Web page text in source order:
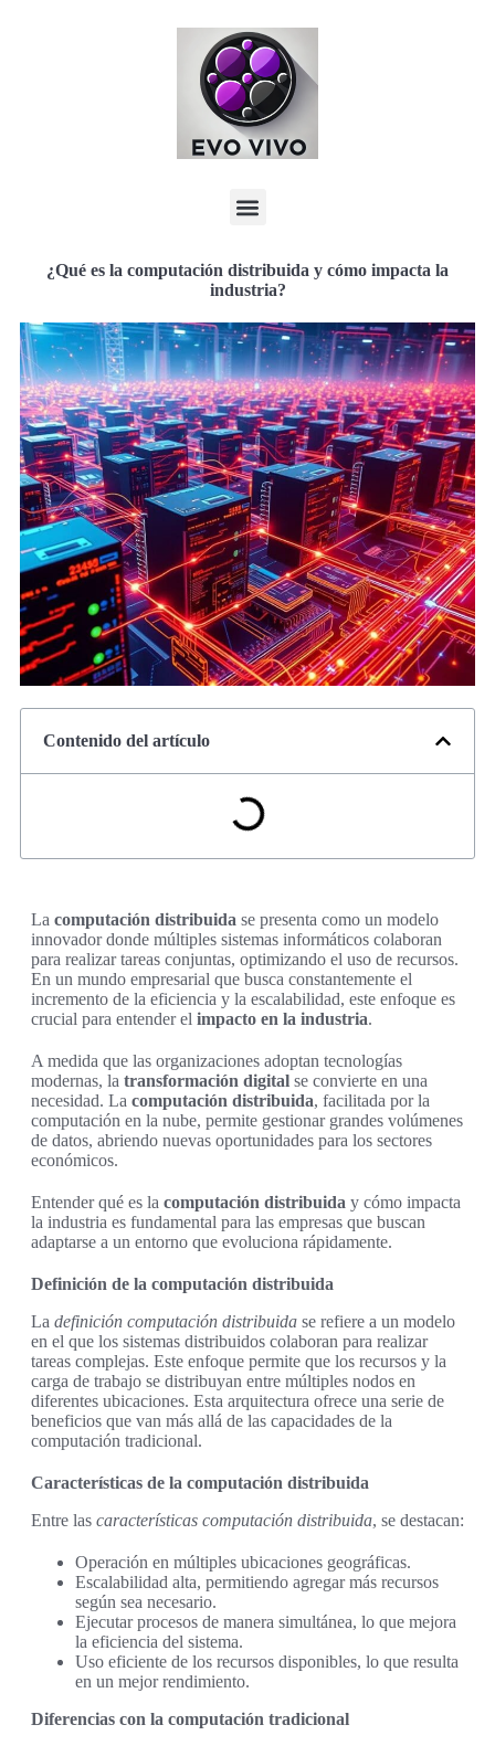
¿Qué es la computación distribuida y cómo impacta la
industria?
Contenido del artículo
La computación distribuida se presenta como un modelo
innovador donde múltiples sistemas informáticos colaboran
para realizar tareas conjuntas, optimizando el uso de recursos.
En un mundo empresarial que busca constantemente el
incremento de la eficiencia y la escalabilidad, este enfoque es
crucial para entender el impacto en la industria.
A medida que las organizaciones adoptan tecnologías
modernas, la transformación digital se convierte en una
necesidad. La computación distribuida, facilitada por la
computación en la nube, permite gestionar grandes volúmenes
de datos, abriendo nuevas oportunidades para los sectores
económicos.
Entender qué es la computación distribuida y cómo impacta
la industria es fundamental para las empresas que buscan
adaptarse a un entorno que evoluciona rápidamente.
Definición de la computación distribuida
La definición computación distribuida se refiere a un modelo
en el que los sistemas distribuidos colaboran para realizar
tareas complejas. Este enfoque permite que los recursos y la
carga de trabajo se distribuyan entre múltiples nodos en
diferentes ubicaciones. Esta arquitectura ofrece una serie de
beneficios que van más allá de las capacidades de la
computación tradicional.
Características de la computación distribuida
Entre las características computación distribuida, se destacan:
Operación en múltiples ubicaciones geográficas.
Escalabilidad alta, permitiendo agregar más recursos
según sea necesario.
Ejecutar procesos de manera simultánea, lo que mejora
la eficiencia del sistema.
Uso eficiente de los recursos disponibles, lo que resulta
en un mejor rendimiento.
Diferencias con la computación tradicional